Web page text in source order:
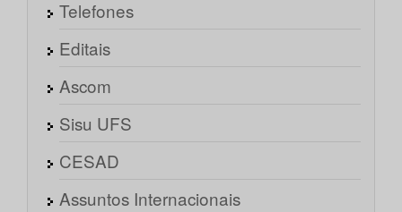
Telefones
Editais
Ascom
Sisu UFS
CESAD
Assuntos Internacionais